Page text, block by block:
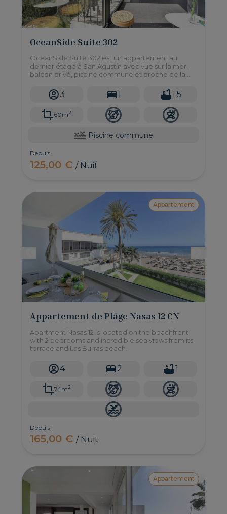
OceanSide Suite 302
OceanSide Suite 302 est un appartement au
dernier étage à San Agustín avec vue sur la mer,
balcon privé, piscine commune et proche de la
3 1 1.5
60m2
Piscine commune
Depuis
125,00 €/ Nuit
Appartement
Appartement de Pláge Nasas 12 CN
Apartment Nasas 12 is located on the beachfront
with 2 bedrooms and incredible sea views from its
terrace and Las Burras beach.
4 2 1
74m2
Depuis
165,00 €/ Nuit
Appartement